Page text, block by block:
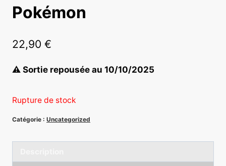
Pokémon
22,90 €
⚠️ Sortie repousée au 10/10/2025
Rupture de stock
Catégorie : Uncategorized